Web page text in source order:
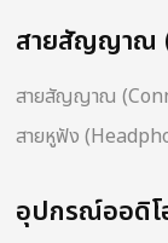
สายสัญญาณ
สายสัญญาณ
สายหูฟัง
อุปกรณ์ออดิ